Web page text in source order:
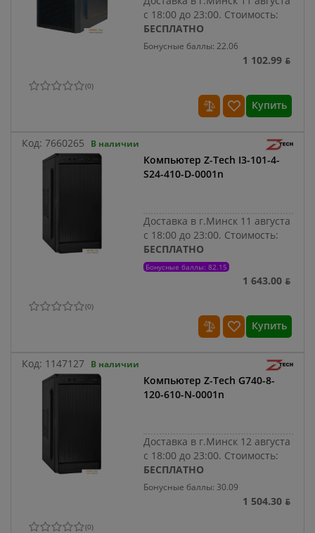
с 18:00 до 23:00. Стоимость:
БЕСПЛАТНО
Бонусные баллы: 22.06
1 102.99 ƃ
(0)
Купить
Код: 7660265 В наличии
Компьютер Z-Tech I3-101-4-
S24-410-D-0001n
Доставка в г.Минск 11 августа
с 18:00 до 23:00. Стоимость:
БЕСПЛАТНО
Бонусные баллы: 82.15
1 643.00 ƃ
(0)
Купить
Код: 1147127 В наличии
Компьютер Z-Tech G740-8-
120-610-N-0001n
Доставка в г.Минск 12 августа
с 18:00 до 23:00. Стоимость:
БЕСПЛАТНО
Бонусные баллы: 30.09
1 504.30 ƃ
(0)